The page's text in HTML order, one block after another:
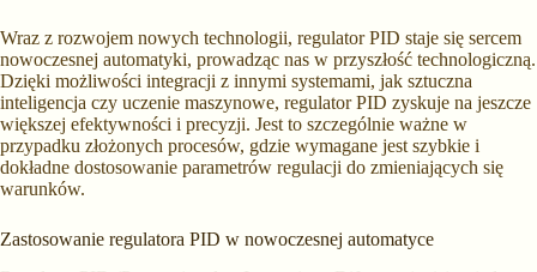
Wraz z rozwojem nowych technologii, regulator PID staje się sercem
nowoczesnej automatyki, prowadząc nas w przyszłość technologiczną.
Dzięki możliwości integracji z innymi systemami, jak sztuczna
inteligencja czy uczenie maszynowe, regulator PID zyskuje na jeszcze
większej efektywności i precyzji. Jest to szczególnie ważne w
przypadku złożonych procesów, gdzie wymagane jest szybkie i
dokładne dostosowanie parametrów regulacji do zmieniających się
warunków.
Zastosowanie regulatora PID w nowoczesnej automatyce